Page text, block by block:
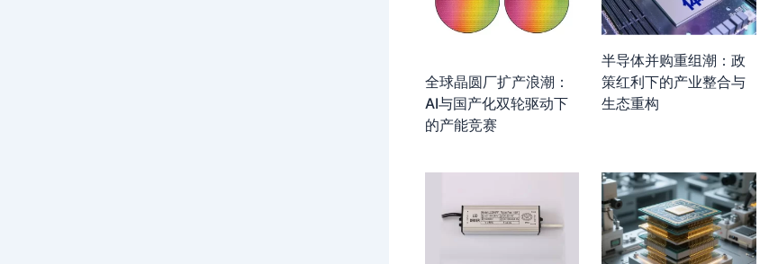
全球晶圆厂扩产浪潮：
AI与国产化双轮驱动下
的产能竞赛
半导体并购重组潮：政
策红利下的产业整合与
生态重构